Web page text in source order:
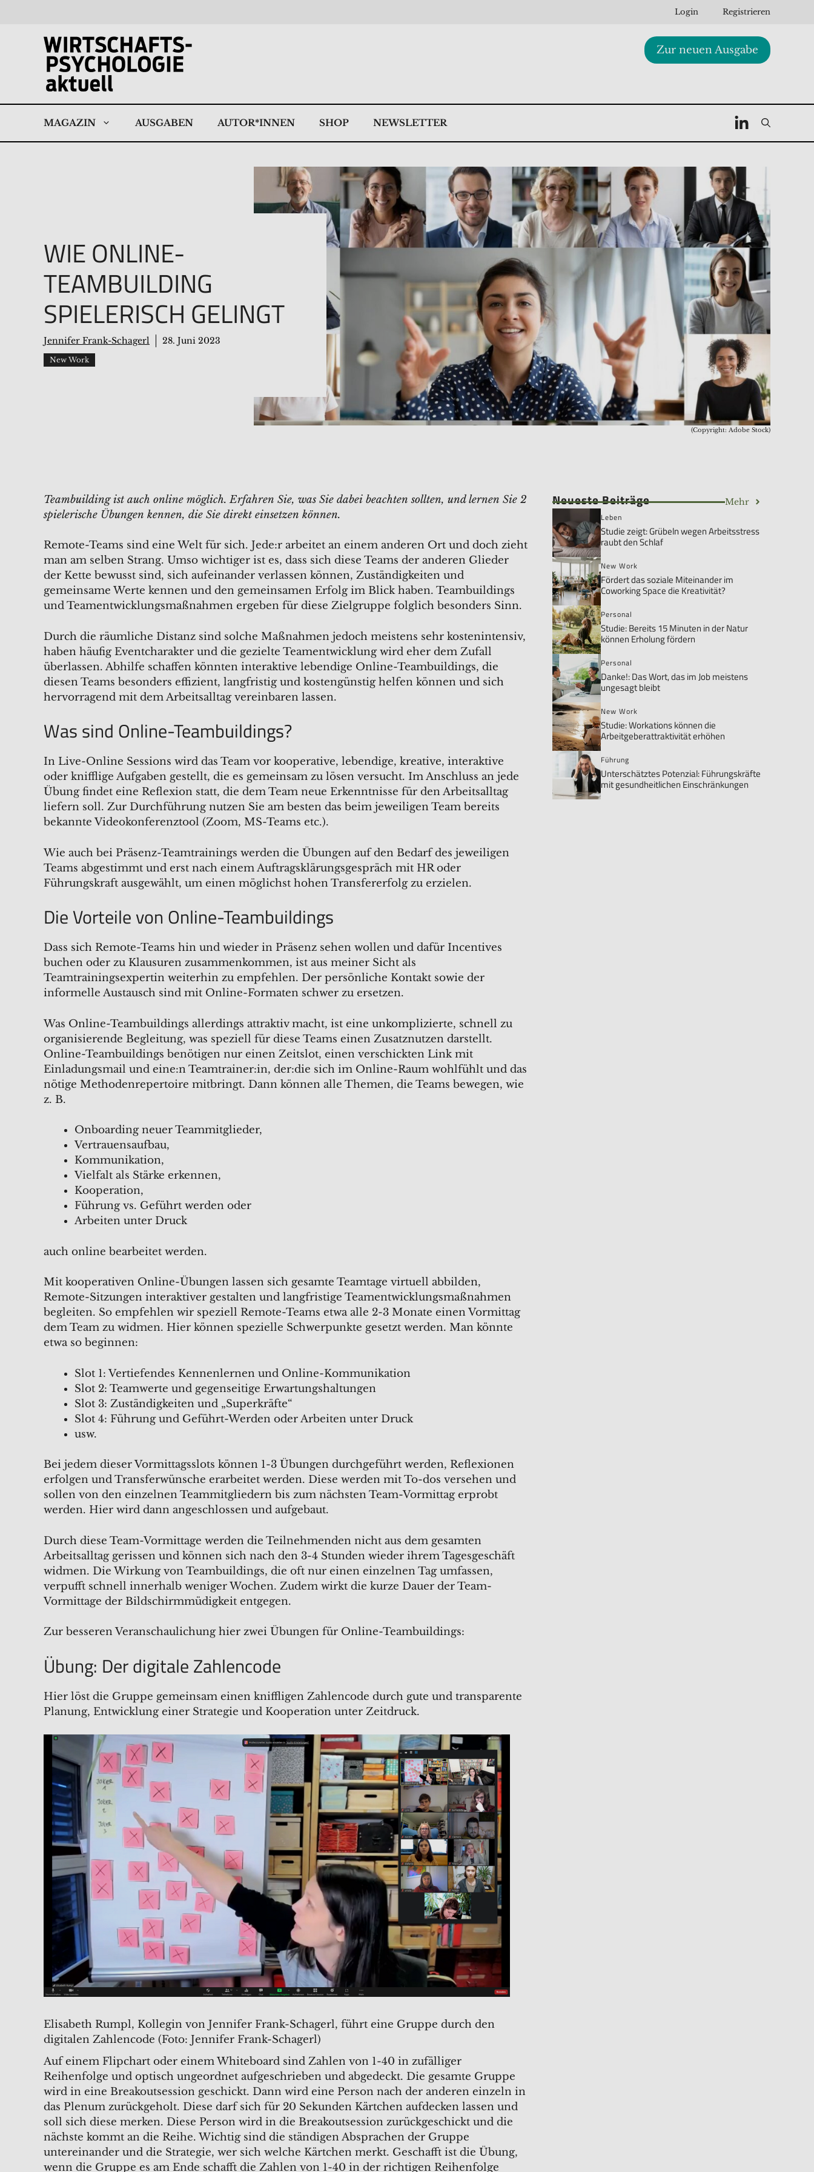
springen
Login Registrieren
Zur neuen Ausgabe
MAGAZIN AUSGABEN AUTOR*INNEN SHOP NEWSLETTER
WIE ONLINE-
TEAMBUILDING
SPIELERISCH GELINGT
Jennifer Frank-Schagerl 28. Juni 2023
New Work
(Copyright: Adobe Stock)
Teambuilding ist auch online möglich. Erfahren Sie, was Sie dabei beachten sollten, und lernen Sie 2
spielerische Übungen kennen, die Sie direkt einsetzen können.
Remote-Teams sind eine Welt für sich. Jede:r arbeitet an einem anderen Ort und doch zieht
man am selben Strang. Umso wichtiger ist es, dass sich diese Teams der anderen Glieder
der Kette bewusst sind, sich aufeinander verlassen können, Zuständigkeiten und
gemeinsame Werte kennen und den gemeinsamen Erfolg im Blick haben. Teambuildings
und Teamentwicklungsmaßnahmen ergeben für diese Zielgruppe folglich besonders Sinn.
Durch die räumliche Distanz sind solche Maßnahmen jedoch meistens sehr kostenintensiv,
haben häufig Eventcharakter und die gezielte Teamentwicklung wird eher dem Zufall
überlassen. Abhilfe schaffen könnten interaktive lebendige Online-Teambuildings, die
diesen Teams besonders effizient, langfristig und kostengünstig helfen können und sich
hervorragend mit dem Arbeitsalltag vereinbaren lassen.
Was sind Online-Teambuildings?
In Live-Online Sessions wird das Team vor kooperative, lebendige, kreative, interaktive
oder knifflige Aufgaben gestellt, die es gemeinsam zu lösen versucht. Im Anschluss an jede
Übung findet eine Reflexion statt, die dem Team neue Erkenntnisse für den Arbeitsalltag
liefern soll. Zur Durchführung nutzen Sie am besten das beim jeweiligen Team bereits
bekannte Videokonferenztool (Zoom, MS-Teams etc.).
Wie auch bei Präsenz-Teamtrainings werden die Übungen auf den Bedarf des jeweiligen
Teams abgestimmt und erst nach einem Auftragsklärungsgespräch mit HR oder
Führungskraft ausgewählt, um einen möglichst hohen Transfererfolg zu erzielen.
Die Vorteile von Online-Teambuildings
Dass sich Remote-Teams hin und wieder in Präsenz sehen wollen und dafür Incentives
buchen oder zu Klausuren zusammenkommen, ist aus meiner Sicht als
Teamtrainingsexpertin weiterhin zu empfehlen. Der persönliche Kontakt sowie der
informelle Austausch sind mit Online-Formaten schwer zu ersetzen.
Was Online-Teambuildings allerdings attraktiv macht, ist eine unkomplizierte, schnell zu
organisierende Begleitung, was speziell für diese Teams einen Zusatznutzen darstellt.
Online-Teambuildings benötigen nur einen Zeitslot, einen verschickten Link mit
Einladungsmail und eine:n Teamtrainer:in, der:die sich im Online-Raum wohlfühlt und das
nötige Methodenrepertoire mitbringt. Dann können alle Themen, die Teams bewegen, wie
z. B.
Onboarding neuer Teammitglieder,
Vertrauensaufbau,
Kommunikation,
Vielfalt als Stärke erkennen,
Kooperation,
Führung vs. Geführt werden oder
Arbeiten unter Druck
auch online bearbeitet werden.
Mit kooperativen Online-Übungen lassen sich gesamte Teamtage virtuell abbilden,
Remote-Sitzungen interaktiver gestalten und langfristige Teamentwicklungsmaßnahmen
begleiten. So empfehlen wir speziell Remote-Teams etwa alle 2-3 Monate einen Vormittag
dem Team zu widmen. Hier können spezielle Schwerpunkte gesetzt werden. Man könnte
etwa so beginnen:
Slot 1: Vertiefendes Kennenlernen und Online-Kommunikation
Slot 2: Teamwerte und gegenseitige Erwartungshaltungen
Slot 3: Zuständigkeiten und „Superkräfte“
Slot 4: Führung und Geführt-Werden oder Arbeiten unter Druck
usw.
Bei jedem dieser Vormittagsslots können 1-3 Übungen durchgeführt werden, Reflexionen
erfolgen und Transferwünsche erarbeitet werden. Diese werden mit To-dos versehen und
sollen von den einzelnen Teammitgliedern bis zum nächsten Team-Vormittag erprobt
werden. Hier wird dann angeschlossen und aufgebaut.
Durch diese Team-Vormittage werden die Teilnehmenden nicht aus dem gesamten
Arbeitsalltag gerissen und können sich nach den 3-4 Stunden wieder ihrem Tagesgeschäft
widmen. Die Wirkung von Teambuildings, die oft nur einen einzelnen Tag umfassen,
verpufft schnell innerhalb weniger Wochen. Zudem wirkt die kurze Dauer der Team-
Vormittage der Bildschirmmüdigkeit entgegen.
Zur besseren Veranschaulichung hier zwei Übungen für Online-Teambuildings:
Übung: Der digitale Zahlencode
Hier löst die Gruppe gemeinsam einen kniffligen Zahlencode durch gute und transparente
Planung, Entwicklung einer Strategie und Kooperation unter Zeitdruck.
Elisabeth Rumpl, Kollegin von Jennifer Frank-Schagerl, führt eine Gruppe durch den
digitalen Zahlencode (Foto: Jennifer Frank-Schagerl)
Auf einem Flipchart oder einem Whiteboard sind Zahlen von 1-40 in zufälliger
Reihenfolge und optisch ungeordnet aufgeschrieben und abgedeckt. Die gesamte Gruppe
wird in eine Breakoutsession geschickt. Dann wird eine Person nach der anderen einzeln in
das Plenum zurückgeholt. Diese darf sich für 20 Sekunden Kärtchen aufdecken lassen und
soll sich diese merken. Diese Person wird in die Breakoutsession zurückgeschickt und die
nächste kommt an die Reihe. Wichtig sind die ständigen Absprachen der Gruppe
untereinander und die Strategie, wer sich welche Kärtchen merkt. Geschafft ist die Übung,
wenn die Gruppe es am Ende schafft die Zahlen von 1-40 in der richtigen Reihenfolge
Neueste Beiträge Mehr
Leben
Studie zeigt: Grübeln wegen Arbeitsstress
raubt den Schlaf
New Work
Fördert das soziale Miteinander im
Coworking Space die Kreativität?
Personal
Studie: Bereits 15 Minuten in der Natur
können Erholung fördern
Personal
Danke!: Das Wort, das im Job meistens
ungesagt bleibt
New Work
Studie: Workations können die
Arbeitgeberattraktivität erhöhen
Führung
Unterschätztes Potenzial: Führungskräfte
mit gesundheitlichen Einschränkungen